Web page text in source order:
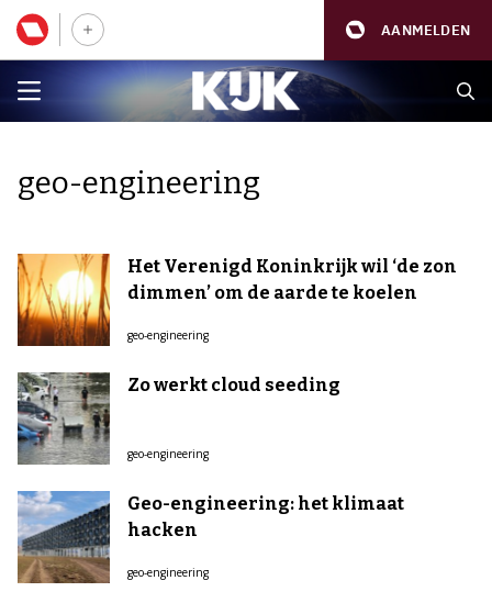
AANMELDEN
geo-engineering
Het Verenigd Koninkrijk wil ‘de zon
dimmen’ om de aarde te koelen
geo-engineering
Zo werkt cloud seeding
geo-engineering
Geo-engineering: het klimaat
hacken
geo-engineering